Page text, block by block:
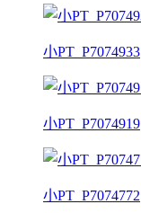
小PT_P7074933
小PT_P7074919
小PT_P7074772